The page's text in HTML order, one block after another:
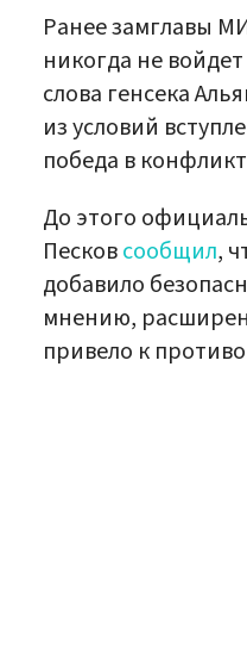
Ранее замглавы
никогда не
слова генсека
из условий
победа в
До этого
Песковсообщил,
добавило
мнению,
привело к